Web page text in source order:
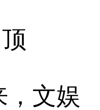
文娱